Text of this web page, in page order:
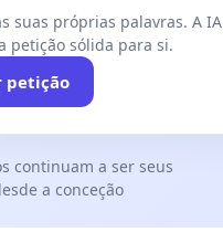
suas próprias palavras. A IA
petição sólida para si.
petição
continuam a ser seus
a conceção